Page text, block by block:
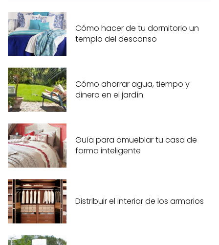
Cómo hacer de tu dormitorio un
templo del descanso
Cómo ahorrar agua, tiempo y
dinero en el jardín
Guía para amueblar tu casa de
forma inteligente
Distribuir el interior de los armarios